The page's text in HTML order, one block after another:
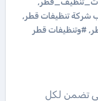
شركة تنظيفات قطر,
, #وتنظيفات قطر
تضمن لكل